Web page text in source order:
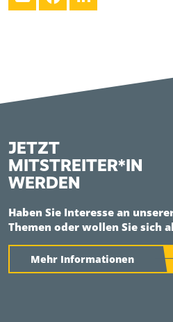
JETZT
MITSTREITER*IN
WERDEN
Haben Sie Interesse an
Themen oder wollen Sie sich
Mehr Informationen